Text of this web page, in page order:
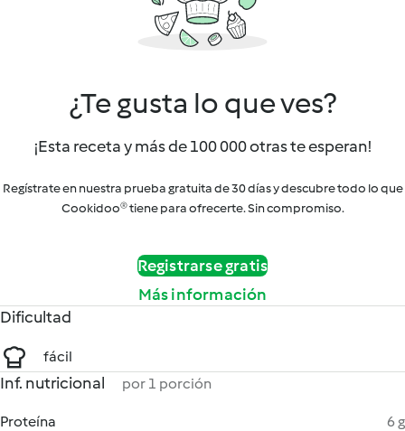
¿Te gusta lo que ves?
¡Esta receta y más de 100 000 otras te esperan!
Regístrate en nuestra prueba gratuita de 30 días y descubre todo lo que
Cookidoo® tiene para ofrecerte. Sin compromiso.
Registrarse gratis
Más información
Dificultad
fácil
Inf. nutricional por 1 porción
Proteína
6 g